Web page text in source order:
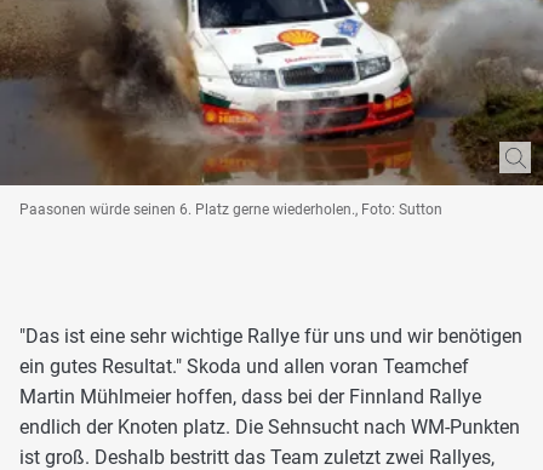
Paasonen würde seinen 6. Platz gerne wiederholen., Foto: Sutton
"Das ist eine sehr wichtige Rallye für uns und wir benötigen
ein gutes Resultat." Skoda und allen voran Teamchef
Martin Mühlmeier hoffen, dass bei der Finnland Rallye
endlich der Knoten platz. Die Sehnsucht nach WM-Punkten
ist groß. Deshalb bestritt das Team zuletzt zwei Rallyes,